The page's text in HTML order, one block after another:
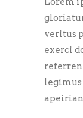
veritus
exerci